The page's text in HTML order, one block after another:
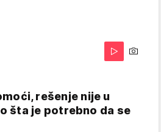
rešenje nije u
šta je potrebno da se